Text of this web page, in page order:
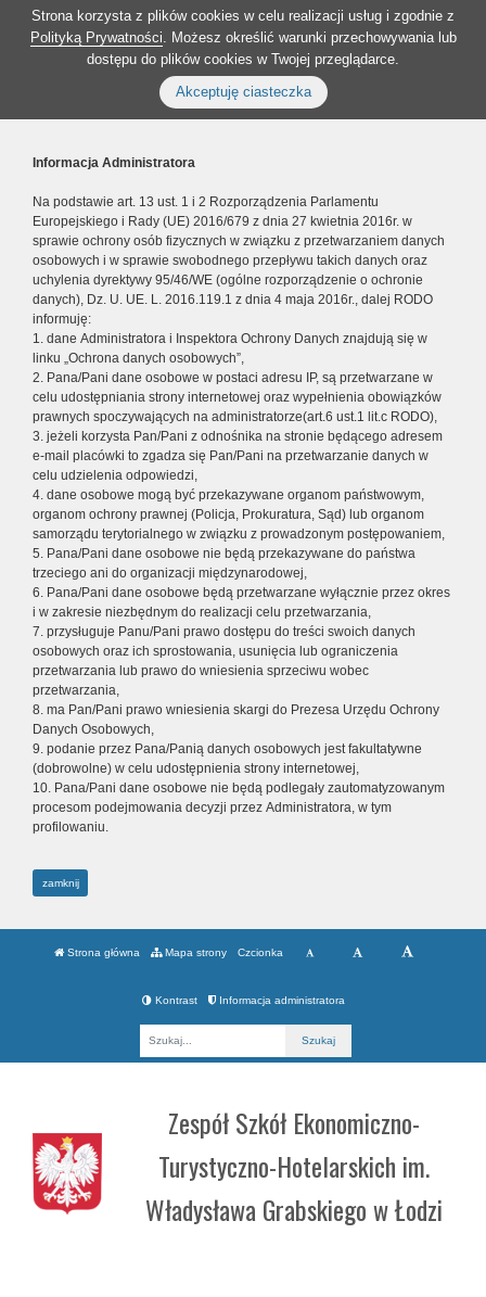
Strona korzysta z plików cookies w celu realizacji usług i zgodnie z
Polityką Prywatności. Możesz określić warunki przechowywania lub
dostępu do plików cookies w Twojej przeglądarce.
Akceptuję ciasteczka
Informacja Administratora
Na podstawie art. 13 ust. 1 i 2 Rozporządzenia Parlamentu
Europejskiego i Rady (UE) 2016/679 z dnia 27 kwietnia 2016r. w
sprawie ochrony osób fizycznych w związku z przetwarzaniem danych
osobowych i w sprawie swobodnego przepływu takich danych oraz
uchylenia dyrektywy 95/46/WE (ogólne rozporządzenie o ochronie
danych), Dz. U. UE. L. 2016.119.1 z dnia 4 maja 2016r., dalej RODO
informuję:
1. dane Administratora i Inspektora Ochrony Danych znajdują się w
linku „Ochrona danych osobowych”,
2. Pana/Pani dane osobowe w postaci adresu IP, są przetwarzane w
celu udostępniania strony internetowej oraz wypełnienia obowiązków
prawnych spoczywających na administratorze(art.6 ust.1 lit.c RODO),
3. jeżeli korzysta Pan/Pani z odnośnika na stronie będącego adresem
e-mail placówki to zgadza się Pan/Pani na przetwarzanie danych w
celu udzielenia odpowiedzi,
4. dane osobowe mogą być przekazywane organom państwowym,
organom ochrony prawnej (Policja, Prokuratura, Sąd) lub organom
samorządu terytorialnego w związku z prowadzonym postępowaniem,
5. Pana/Pani dane osobowe nie będą przekazywane do państwa
trzeciego ani do organizacji międzynarodowej,
6. Pana/Pani dane osobowe będą przetwarzane wyłącznie przez okres
i w zakresie niezbędnym do realizacji celu przetwarzania,
7. przysługuje Panu/Pani prawo dostępu do treści swoich danych
osobowych oraz ich sprostowania, usunięcia lub ograniczenia
przetwarzania lub prawo do wniesienia sprzeciwu wobec
przetwarzania,
8. ma Pan/Pani prawo wniesienia skargi do Prezesa Urzędu Ochrony
Danych Osobowych,
9. podanie przez Pana/Panią danych osobowych jest fakultatywne
(dobrowolne) w celu udostępnienia strony internetowej,
10. Pana/Pani dane osobowe nie będą podlegały zautomatyzowanym
procesom podejmowania decyzji przez Administratora, w tym
profilowaniu.
zamknij
Strona główna Mapa strony Czcionka
Kontrast Informacja administratora
Zespół Szkół Ekonomiczno-
Turystyczno-Hotelarskich im.
Władysława Grabskiego w Łodzi